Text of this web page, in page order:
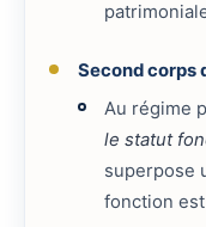
Second corps
Au régime
le statut
superpose
fonction est